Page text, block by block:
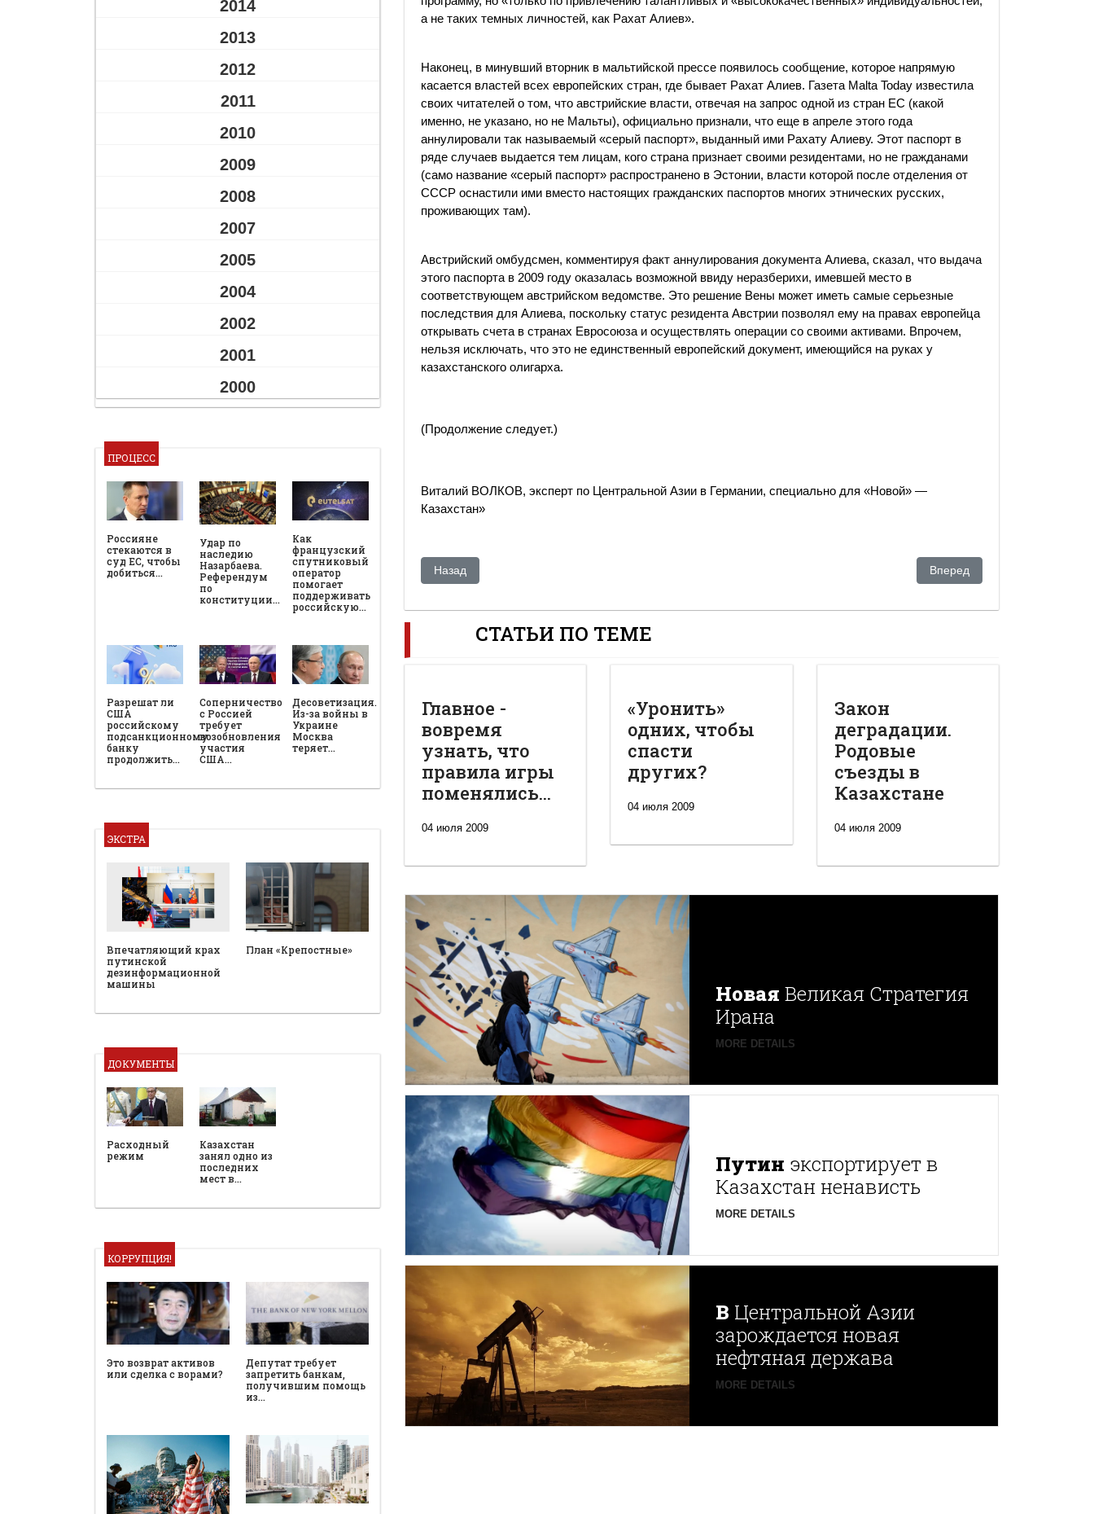
2014
2013
2012
2011
2010
2009
2008
2007
2005
2004
2002
2001
2000
ПРОЦЕСС
Россияне
стекаются в
суд ЕС, чтобы
добиться…
Удар по
наследию
Назарбаева.
Референдум
по
конституции…
Как
французский
спутниковый
оператор
помогает
поддерживать
российскую…
Разрешат ли
США
российскому
подсанкционному
банку
продолжить…
Соперничество
с Россией
требует
возобновления
участия
США…
Десоветизация.
Из-за войны в
Украине
Москва
теряет…
ЭКСТРА
Впечатляющий крах
путинской
дезинформационной
машины
План «Крепостные»
ДОКУМЕНТЫ
Расходный
режим
Казахстан
занял одно из
последних
мест в…
КОРРУПЦИЯ!
Это возврат активов
или сделка с ворами?
Депутат требует
запретить банкам,
получившим помощь
из…
а не таких темных личностей, как Рахат Алиев».
Наконец, в минувший вторник в мальтийской прессе появилось сообщение, которое напрямую
касается властей всех европейских стран, где бывает Рахат Алиев. Газета Malta Today известила
своих читателей о том, что австрийские власти, отвечая на запрос одной из стран ЕС (какой
именно, не указано, но не Мальты), официально признали, что еще в апреле этого года
аннулировали так называемый «серый паспорт», выданный ими Рахату Алиеву. Этот паспорт в
ряде случаев выдается тем лицам, кого страна признает своими резидентами, но не гражданами
(само название «серый паспорт» распространено в Эстонии, власти которой после отделения от
СССР оснастили ими вместо настоящих гражданских паспортов многих этнических русских,
проживающих там).
Австрийский омбудсмен, комментируя факт аннулирования документа Алиева, сказал, что выдача
этого паспорта в 2009 году оказалась возможной ввиду неразберихи, имевшей место в
соответствующем австрийском ведомстве. Это решение Вены может иметь самые серьезные
последствия для Алиева, поскольку статус резидента Австрии позволял ему на правах европейца
открывать счета в странах Евросоюза и осуществлять операции со своими активами. Впрочем,
нельзя исключать, что это не единственный европейский документ, имеющийся на руках у
казахстанского олигарха.
(Продолжение следует.)
Виталий ВОЛКОВ, эксперт по Центральной Азии в Германии, специально для «Новой» —
Казахстан»
Предыдущий: Почему Казахстан превратился в склад советских рублей?
Назад Следующий: НАТО уже на
Вперед
СТАТЬИ ПО ТЕМЕ
Главное -
вовремя
узнать, что
правила игры
поменялись...
04 июля 2009
«Уронить»
одних, чтобы
спасти
других?
04 июля 2009
Закон
деградации.
Родовые
съезды в
Казахстане
04 июля 2009
Новая Великая Стратегия
Ирана
MORE DETAILS
Путин экспортирует в
Казахстан ненависть
MORE DETAILS
В Центральной Азии
зарождается новая
нефтяная держава
MORE DETAILS